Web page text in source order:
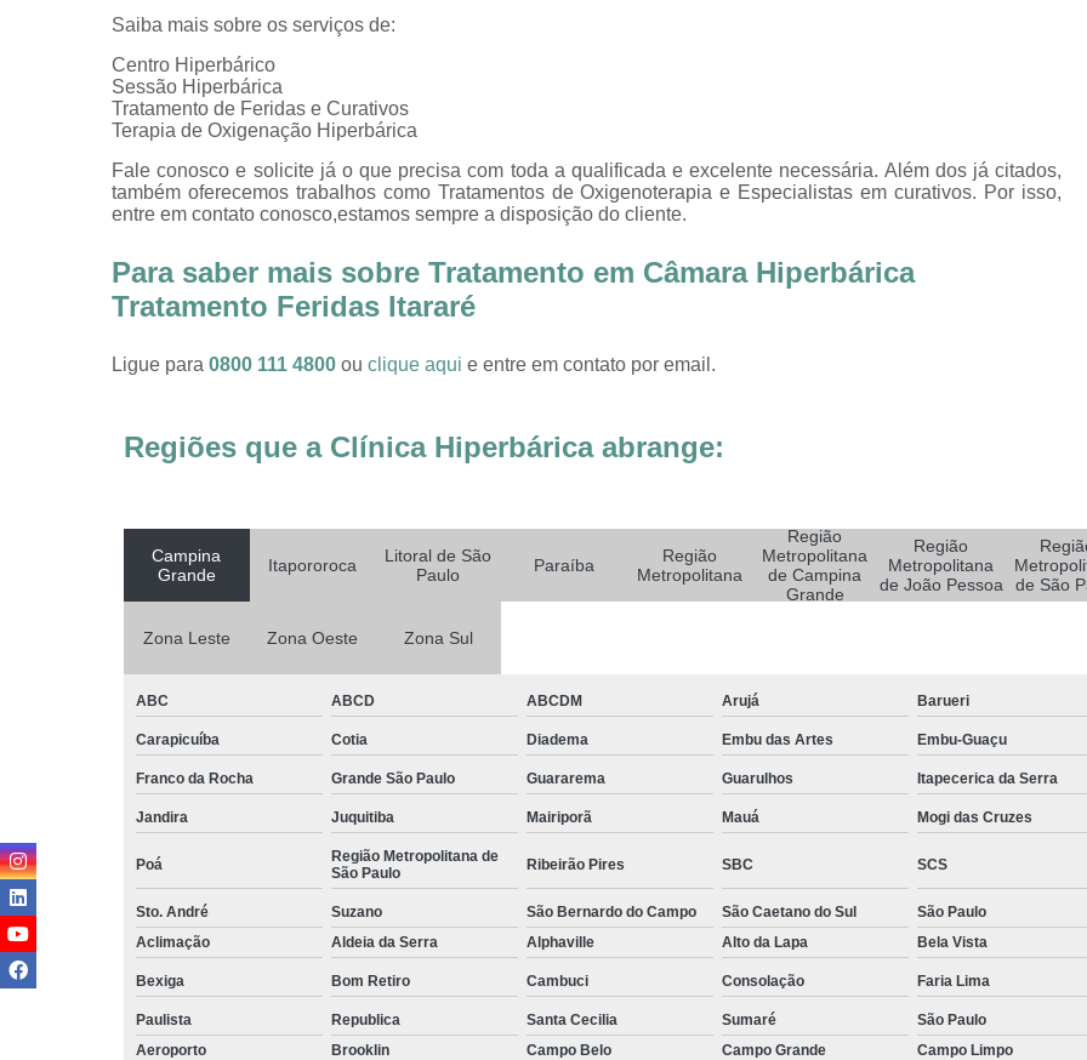
Sessão Hiperbárica em João Pessoa
Sessão Oxigenoterapia Hiperbárica
Feridas Tratamento
Tratamento com Oxigênio
Tratamento de Feridas Enfermagem
Tratamento
Tratamento de Feridas Enfermagem em Sorocaba
Tratamento para Cicatrização de Feridas
Tratamento Hiperbárico Claudicação Intermitente
Tratamento Hiperbárico de úlcera Varicosa
Tratamento Hiperbárico em São Paulo
Tratamento Hiperbárico em Taubaté
Tratamento Hiperbárico para
Tratamento Hiperbárico para Lesão Vascular
Saiba mais sobre os serviços de:
Centro Hiperbárico
Sessão Hiperbárica
Tratamento de Feridas e Curativos
Terapia de Oxigenação Hiperbárica
Fale conosco e solicite já o que precisa com toda a qualificada e excelente necessária. Além dos já citados,
também oferecemos trabalhos como Tratamentos de Oxigenoterapia e Especialistas em curativos. Por isso,
entre em contato conosco,estamos sempre a disposição do cliente.
Para saber mais sobre Tratamento em Câmara Hiperbárica
Tratamento Feridas Itararé
Ligue para 0800 111 4800 ou clique aqui e entre em contato por email.
Regiões que a Clínica Hiperbárica abrange:
Campina
Grande
Itapororoca
Litoral de São
Paulo
Paraíba
Região
Metropolitana
Região
Metropolitana
de Campina
Grande
Região
Metropolitana
de João Pessoa
de São
Zona Leste Zona Oeste Zona Sul
ABC ABCD ABCDM Arujá Barueri
Carapicuíba Cotia Diadema Embu das Artes Embu-Guaçu
Franco da Rocha Grande São Paulo Guararema Guarulhos Itapecerica da Serra
Jandira Juquitiba Mairiporã Mauá Mogi das Cruzes
Poá
Região Metropolitana de
São Paulo
Ribeirão Pires SBC SCS
Sto. André Suzano São Bernardo do Campo São Caetano do Sul São Paulo
Aclimação
Aldeia da Serra Alphaville Alto da Lapa Bela Vista
Bexiga Bom Retiro Cambuci Consolação Faria Lima
Paulista Republica Santa Cecilia Sumaré São Paulo
Aeroporto
Brooklin Campo Belo Campo Grande Campo Limpo